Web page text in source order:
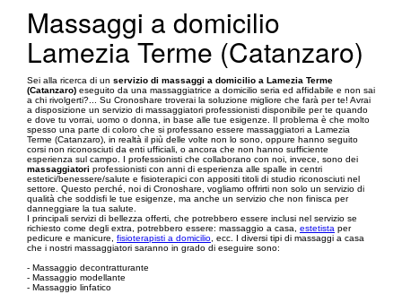
Massaggi a domicilio
Lamezia Terme (Catanzaro)
Sei alla ricerca di un servizio di massaggi a domicilio a Lamezia Terme
(Catanzaro) eseguito da una massaggiatrice a domicilio seria ed affidabile e non sai
a chi rivolgerti?... Su Cronoshare troverai la soluzione migliore che farà per te! Avrai
a disposizione un servizio di massaggiatori professionisti disponibile per te quando
e dove tu vorrai, uomo o donna, in base alle tue esigenze. Il problema è che molto
spesso una parte di coloro che si professano essere massaggiatori a Lamezia
Terme (Catanzaro), in realtà il più delle volte non lo sono, oppure hanno seguito
corsi non riconosciuti da enti ufficiali, o ancora che non hanno sufficiente
esperienza sul campo. I professionisti che collaborano con noi, invece, sono dei
massaggiatori professionisti con anni di esperienza alle spalle in centri
estetici/benessere/salute e fisioterapici con appositi titoli di studio riconosciuti nel
settore. Questo perché, noi di Cronoshare, vogliamo offrirti non solo un servizio di
qualità che soddisfi le tue esigenze, ma anche un servizio che non finisca per
danneggiare la tua salute.
I principali servizi di bellezza offerti, che potrebbero essere inclusi nel servizio se
richiesto come degli extra, potrebbero essere: massaggio a casa, estetista per
pedicure e manicure, fisioterapisti a domicilio , ecc. I diversi tipi di massaggi a casa
che i nostri massaggiatori saranno in grado di eseguire sono:
- Massaggio decontratturante
- Massaggio modellante
- Massaggio linfatico